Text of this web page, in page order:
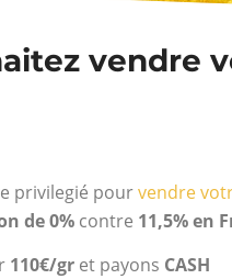
vendre
privilegié pourvendre
de 0% contre 11,5% en
110€/gr et payons CASH